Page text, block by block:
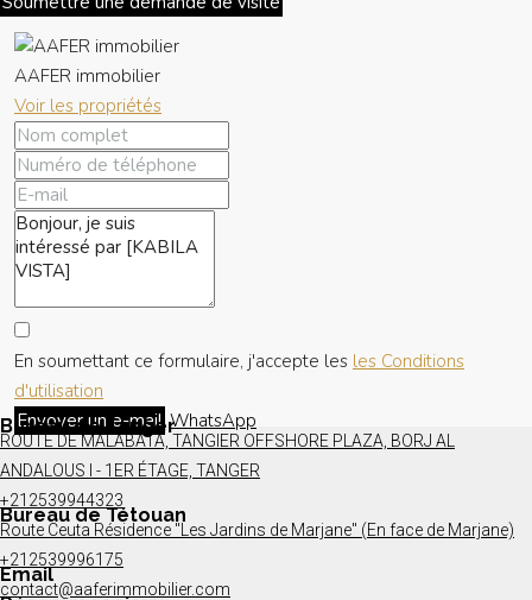
AAFER immobilier
Voir les propriétés
En soumettant ce formulaire, j'accepte les les Conditions
d'utilisation
Envoyer un e-mail WhatsApp
Bureau de Tanger
ROUTE DE MALABATA, TANGIER OFFSHORE PLAZA, BORJ AL
ANDALOUS I - 1ER ÉTAGE, TANGER
+212539944323
Bureau de Tétouan
Route Ceuta Résidence "Les Jardins de Marjane" (En face de Marjane)
+212539996175
Email
contact@aaferimmobilier.com